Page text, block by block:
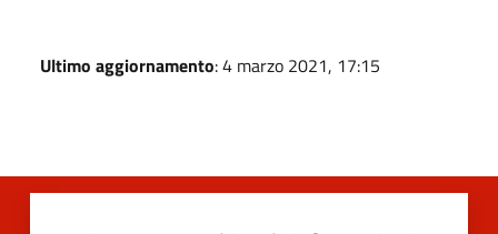
Ultimo aggiornamento: 4 marzo 2021, 17:15